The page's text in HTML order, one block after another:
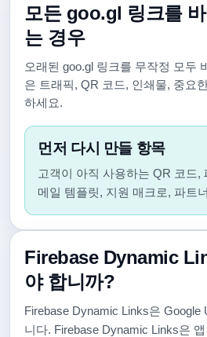
모든 goo.gl 링크를
는 경우
오래된 goo.gl 링크를 무작정 모두
은 트래픽, QR 코드, 인쇄물, 중요
하세요.
먼저 다시 만들 항목
고객이 아직 사용하는 QR 코드,
메일 템플릿, 지원 매크로, 파트
Firebase Dynamic
야 합니까?
Firebase Dynamic Links은 Google
니다. Firebase Dynamic Links은